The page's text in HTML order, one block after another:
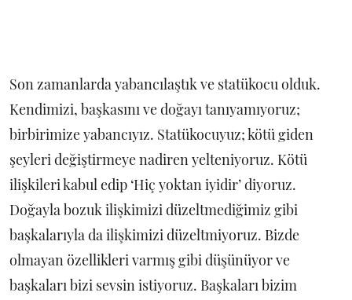
Son zamanlarda yabancılaştık ve statükocu olduk.
Kendimizi, başkasını ve doğayı tanıyamıyoruz;
birbirimize yabancıyız. Statükocuyuz; kötü giden
şeyleri değiştirmeye nadiren yelteniyoruz. Kötü
ilişkileri kabul edip ‘Hiç yoktan iyidir’ diyoruz.
Doğayla bozuk ilişkimizi düzeltmediğimiz gibi
başkalarıyla da ilişkimizi düzeltmiyoruz. Bizde
olmayan özellikleri varmış gibi düşünüyor ve
başkaları bizi sevsin istiyoruz. Başkaları bizim